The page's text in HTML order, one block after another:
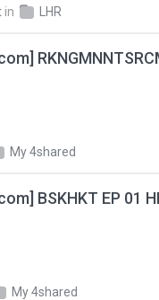
in LHR
My 4shared
BSKHKT EP 01
My 4shared